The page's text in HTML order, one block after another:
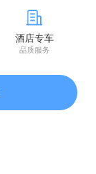
酒店专车
品质服务